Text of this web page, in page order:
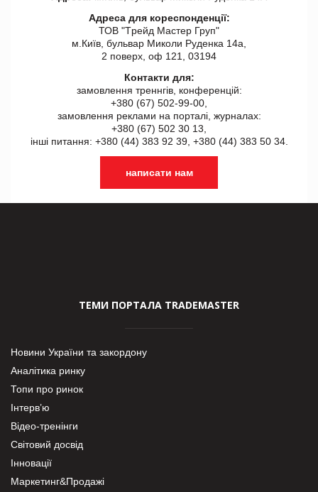
Адреса для кореспонденції:
ТОВ "Tрейд Мастер Груп"
м.Київ, бульвар Миколи Руденка 14а,
2 поверх, оф 121, 03194
Контакти для:
замовлення треннгів, конференцій:
+380 (67) 502-99-00,
замовлення реклами на порталі, журналах:
+380 (67) 502 30 13,
інші питання: +380 (44) 383 92 39, +380 (44) 383 50 34.
написати нам
ТЕМИ ПОРТАЛА TRADEMASTER
Новини України та закордону
Аналітика ринку
Топи про ринок
Інтерв’ю
Відео-тренінги
Світовий досвід
Інновації
Маркетинг&Продажі